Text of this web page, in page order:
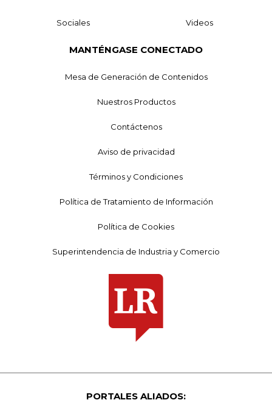
Sociales Videos
MANTÉNGASE CONECTADO
Mesa de Generación de Contenidos
Nuestros Productos
Contáctenos
Aviso de privacidad
Términos y Condiciones
Política de Tratamiento de Información
Política de Cookies
Superintendencia de Industria y Comercio
PORTALES ALIADOS: